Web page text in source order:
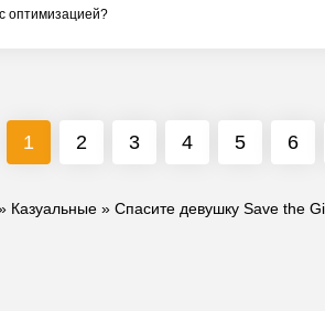
оптимизацией?
1 2 3 4 5 6
Казуальные » Спасите девушку Save the